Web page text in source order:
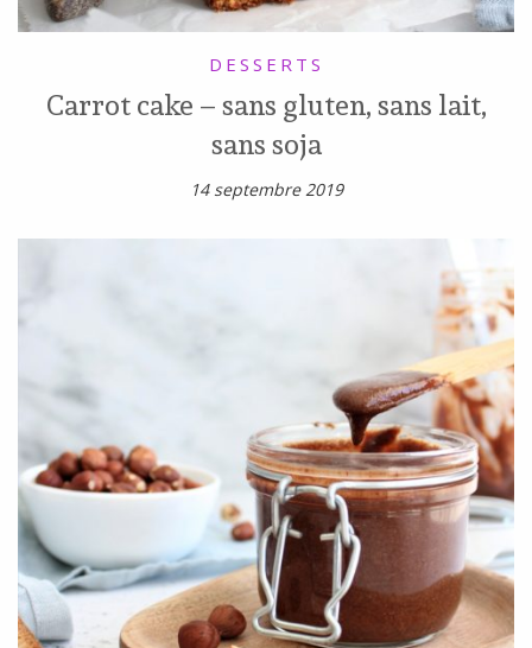
DESSERTS
Carrot cake – sans gluten, sans lait,
sans soja
14 septembre 2019